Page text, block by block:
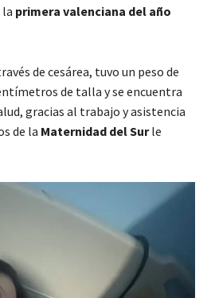
primera valenciana del año
de cesárea, tuvo un peso de
de talla y se encuentra
gracias al trabajo y asistencia
de la Maternidad del Surle